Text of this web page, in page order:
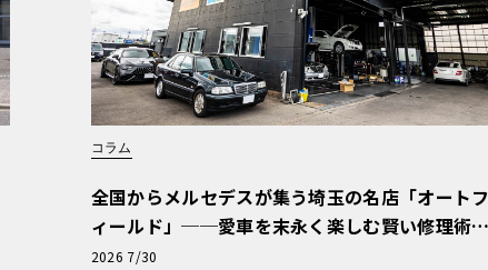
コラム
全国からメルセデスが集う埼玉の名店「オートフ
ィールド」──愛車を末永く楽しむ賢い修理術
と、プロがフックス製オイルを選ぶ理由〈PR〉
2026 7/30